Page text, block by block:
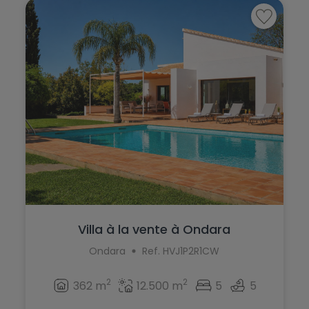
Mutxamel
Oliva
Ondara
Orba
Orihuela
Orihuela Costa
Parcent
Pedreguer
Penáguila
Monforte del Cid
Moraira
Muchamiel
Murla
Mutxamel
Oliva
Ondara
Orba
Orihuela
Parcent
Villa à la vente à Ondara
Ondara Ref. HVJ1P2R1CW
362 m2 12.500 m2 5 5